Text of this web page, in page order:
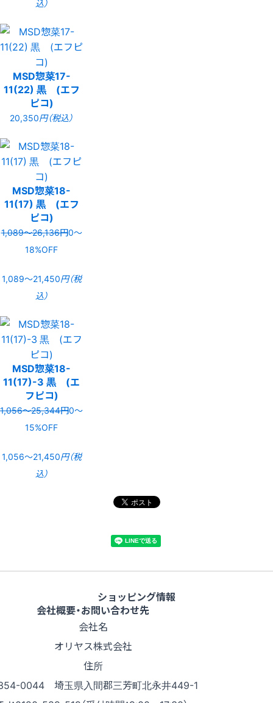
込）
MSD惣菜17-
11(22) 黒 (エフ
ピコ)
20,350円（税込）
MSD惣菜18-
11(17) 黒 (エフ
ピコ)
1,089〜26,136円0〜
18%OFF
1,089〜21,450円（税
込）
MSD惣菜18-
11(17)-3 黒 (エ
フピコ)
1,056〜25,344円0〜
15%OFF
1,056〜21,450円（税
込）
ショッピング情報
会社概要・お問い合わせ先
会社名
オリヤス株式会社
住所
0044 埼玉県入間郡三芳町北永井449-1